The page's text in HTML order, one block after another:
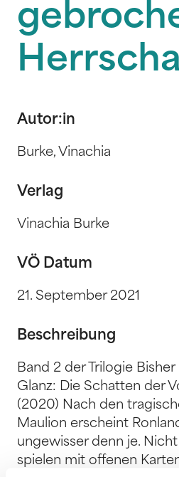
Autor:in
Burke, Vinachia
Verlag
Vinachia Burke
VÖ Datum
21. September 2021
Beschreibung
Band 2 der Trilogie
Glanz: Die Schatten der
(2020) Nach den
Maulion erscheint
ungewisser denn je.
spielen mit offenen